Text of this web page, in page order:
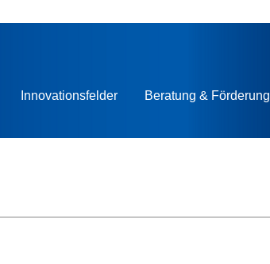
Innovationsfelder Beratung & Förderung